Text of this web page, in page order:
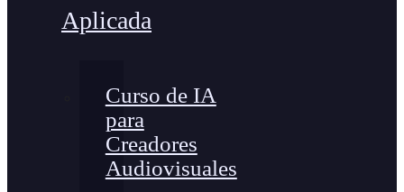
Aplicada
Curso de IA
para
Creadores
Audiovisuales